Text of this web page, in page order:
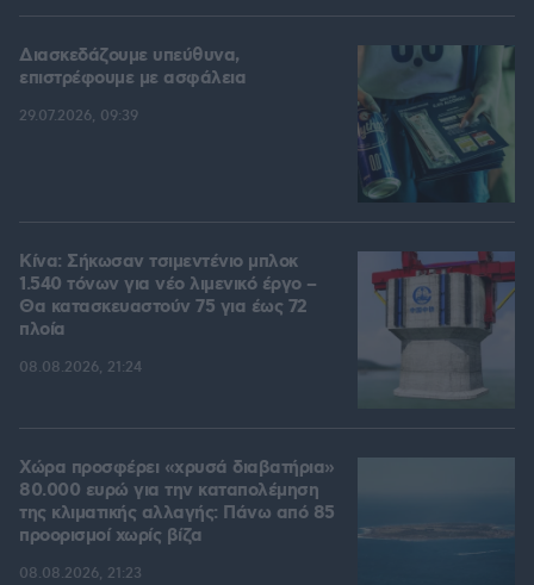
Διασκεδάζουμε υπεύθυνα,
επιστρέφουμε με ασφάλεια
29.07.2026, 09:39
Κίνα: Σήκωσαν τσιμεντένιο μπλοκ
1.540 τόνων για νέο λιμενικό έργο –
Θα κατασκευαστούν 75 για έως 72
πλοία
08.08.2026, 21:24
Χώρα προσφέρει «χρυσά διαβατήρια»
80.000 ευρώ για την καταπολέμηση
της κλιματικής αλλαγής: Πάνω από 85
προορισμοί χωρίς βίζα
08.08.2026, 21:23